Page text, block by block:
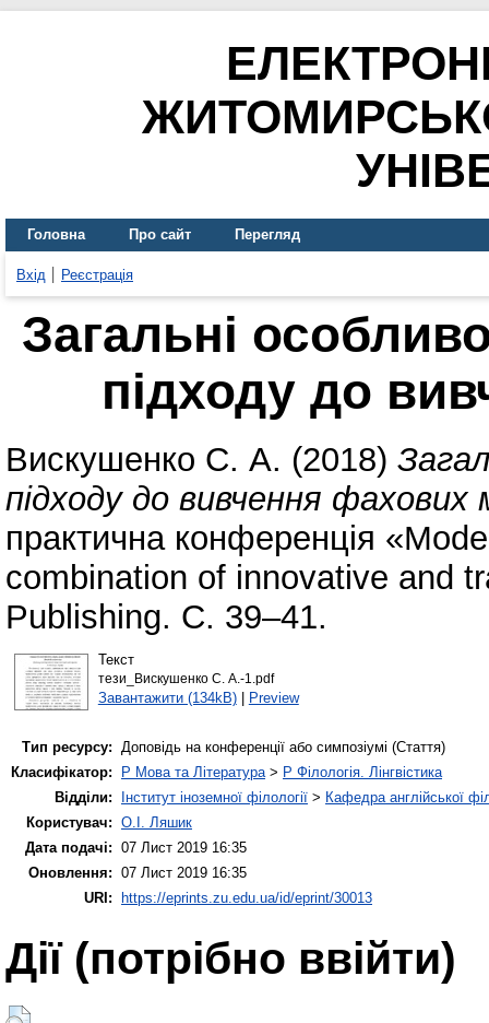
Головна Про сайт Перегляд
Вхід Реєстрація
Загальні
підходу до
Вискушенко С. А. (2018)
підходу до вивчення фахових
практична конференція
combination of innovative and
Publishing. С. 39–41.
Текст
тези_Вискушенко С. А.-1.pdf
Завантажити (134kB)| Preview
Тип ресурсу: Доповідь на конференції або симпозіумі (Стаття)
Класифікатор:
P Мова та Література> P Філологія. Лінгвістика
Відділи:
Інститут іноземної філології > Кафедра англійської
Користувач: О.І. Ляшик
Дата подачі: 07 Лист 2019 16:35
Оновлення: 07 Лист 2019 16:35
URI:
https://eprints.zu.edu.ua/id/eprint/30013
Дії ​​(потрібно ввійти)